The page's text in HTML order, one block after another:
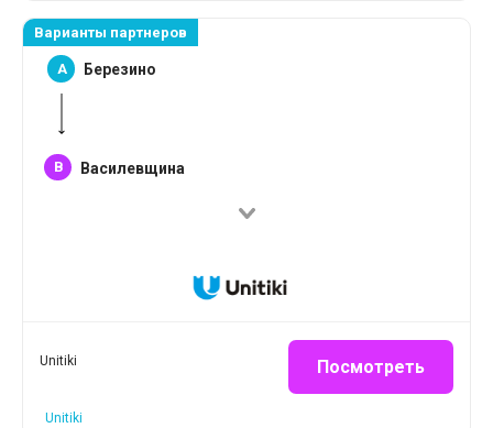
Варианты партнеров
A Березино
B Василевщина
Unitiki Посмотреть
Unitiki